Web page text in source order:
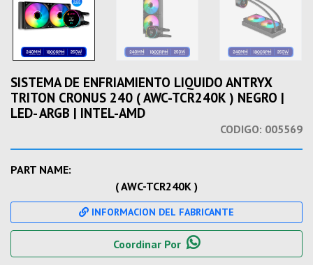
SISTEMA DE ENFRIAMIENTO LIQUIDO ANTRYX
TRITON CRONUS 240 ( AWC-TCR240K ) NEGRO |
LED- ARGB | INTEL-AMD
CODIGO: 005569
PART NAME:
( AWC-TCR240K )
INFORMACION DEL FABRICANTE
Coordinar Por